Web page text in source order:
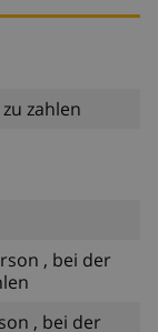
zahlen
, bei der
, bei der